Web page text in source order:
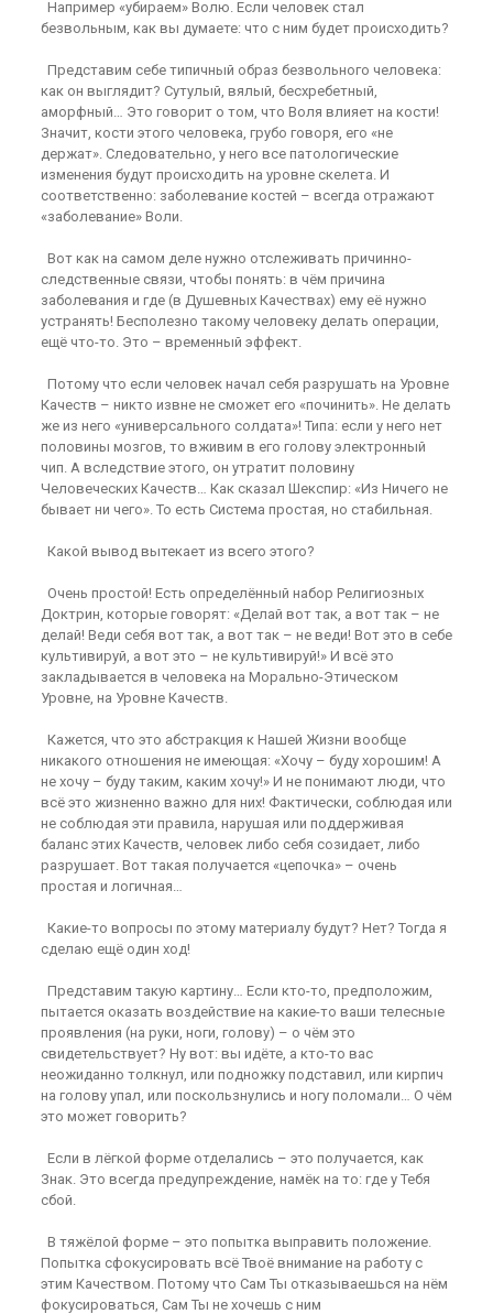
Например «убираем» Волю. Если человек стал
безвольным, как вы думаете: что с ним будет происходить?
Представим себе типичный образ безвольного человека:
как он выглядит? Сутулый, вялый, бесхребетный,
аморфный… Это говорит о том, что Воля влияет на кости!
Значит, кости этого человека, грубо говоря, его «не
держат». Следовательно, у него все патологические
изменения будут происходить на уровне скелета. И
соответственно: заболевание костей – всегда отражают
«заболевание» Воли.
Вот как на самом деле нужно отслеживать причинно-
следственные связи, чтобы понять: в чём причина
заболевания и где (в Душевных Качествах) ему её нужно
устранять! Бесполезно такому человеку делать операции,
ещё что-то. Это – временный эффект.
Потому что если человек начал себя разрушать на Уровне
Качеств – никто извне не сможет его «починить». Не делать
же из него «универсального солдата»! Типа: если у него нет
половины мозгов, то вживим в его голову электронный
чип. А вследствие этого, он утратит половину
Человеческих Качеств… Как сказал Шекспир: «Из Ничего не
бывает ни чего». То есть Система простая, но стабильная.
Какой вывод вытекает из всего этого?
Очень простой! Есть определённый набор Религиозных
Доктрин, которые говорят: «Делай вот так, а вот так – не
делай! Веди себя вот так, а вот так – не веди! Вот это в себе
культивируй, а вот это – не культивируй!» И всё это
закладывается в человека на Морально-Этическом
Уровне, на Уровне Качеств.
Кажется, что это абстракция к Нашей Жизни вообще
никакого отношения не имеющая: «Хочу – буду хорошим! А
не хочу – буду таким, каким хочу!» И не понимают люди, что
всё это жизненно важно для них! Фактически, соблюдая или
не соблюдая эти правила, нарушая или поддерживая
баланс этих Качеств, человек либо себя созидает, либо
разрушает. Вот такая получается «цепочка» – очень
простая и логичная…
Какие-то вопросы по этому материалу будут? Нет? Тогда я
сделаю ещё один ход!
Представим такую картину… Если кто-то, предположим,
пытается оказать воздействие на какие-то ваши телесные
проявления (на руки, ноги, голову) – о чём это
свидетельствует? Ну вот: вы идёте, а кто-то вас
неожиданно толкнул, или подножку подставил, или кирпич
на голову упал, или поскользнулись и ногу поломали… О чём
это может говорить?
Если в лёгкой форме отделались – это получается, как
Знак. Это всегда предупреждение, намёк на то: где у Тебя
сбой.
В тяжёлой форме – это попытка выправить положение.
Попытка сфокусировать всё Твоё внимание на работу с
этим Качеством. Потому что Сам Ты отказываешься на нём
фокусироваться, Сам Ты не хочешь с ним